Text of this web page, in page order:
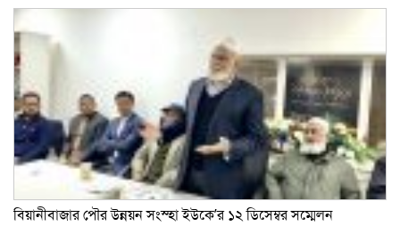
বিয়ানীবাজার পৌর উন্নয়ন সংস্হা ইউকে’র ১২ ডিসেম্বর সম্মেলন